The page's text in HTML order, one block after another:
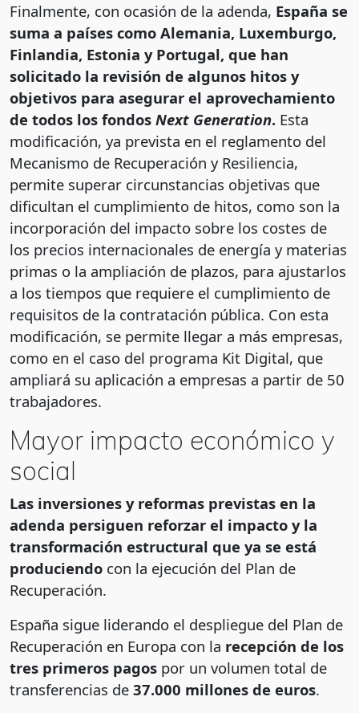
Finalmente, con ocasión de la adenda, España se
suma a países como Alemania, Luxemburgo,
Finlandia, Estonia y Portugal, que han
solicitado la revisión de algunos hitos y
objetivos para asegurar el aprovechamiento
de todos los fondos Next Generation. Esta
modificación, ya prevista en el reglamento del
Mecanismo de Recuperación y Resiliencia,
permite superar circunstancias objetivas que
dificultan el cumplimiento de hitos, como son la
incorporación del impacto sobre los costes de
los precios internacionales de energía y materias
primas o la ampliación de plazos, para ajustarlos
a los tiempos que requiere el cumplimiento de
requisitos de la contratación pública. Con esta
modificación, se permite llegar a más empresas,
como en el caso del programa Kit Digital, que
ampliará su aplicación a empresas a partir de 50
trabajadores.
Mayor impacto económico y
social
Las inversiones y reformas previstas en la
adenda persiguen reforzar el impacto y la
transformación estructural que ya se está
produciendo con la ejecución del Plan de
Recuperación.
España sigue liderando el despliegue del Plan de
Recuperación en Europa con la recepción de los
tres primeros pagos por un volumen total de
transferencias de 37.000 millones de euros.